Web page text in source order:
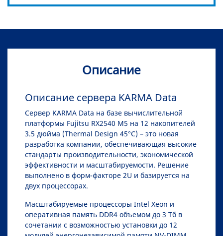
Описание
Описание сервера KARMA Data
Сервер KARMA Data на базе вычислительной
платформы Fujitsu RX2540 M5 на 12 накопителей
3.5 дюйма (Thermal Design 45°C) – это новая
разработка компании, обеспечивающая высокие
стандарты производительности, экономической
эффективности и масштабируемости. Решение
выполнено в форм-факторе 2U и базируется на
двух процессорах.
Масштабируемые процессоры Intel Xeon и
оперативная память DDR4 объемом до 3 Тб в
сочетании с возможностью установки до 12